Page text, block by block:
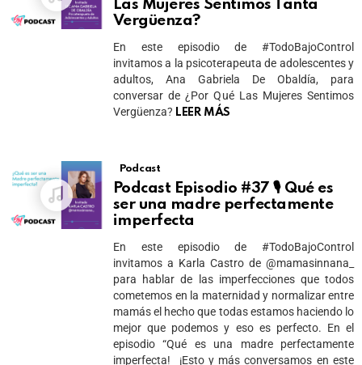
Las Mujeres Sentimos Tanta
Vergüenza?
En este episodio de #TodoBajoControl
invitamos a la psicoterapeuta de adolescentes y
adultos, Ana Gabriela De Obaldía, para
conversar de ¿Por Qué Las Mujeres Sentimos
Vergüenza? LEER MÁS
Podcast
Podcast Episodio #37 🎙 Qué es
ser una madre perfectamente
imperfecta
En este episodio de #TodoBajoControl
invitamos a Karla Castro de @mamasinnana_
para hablar de las imperfecciones que todos
cometemos en la maternidad y normalizar entre
mamás el hecho que todas estamos haciendo lo
mejor que podemos y eso es perfecto. En el
episodio “Qué es una madre perfectamente
imperfecta! ¡Esto y más conversamos en este